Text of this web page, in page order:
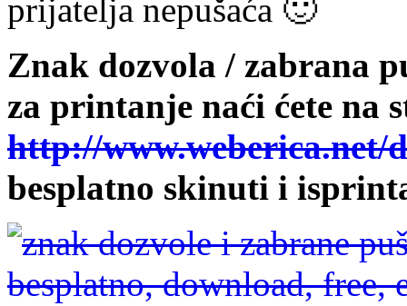
prijatelja nepušaća 🙂
Znak dozvola / zabrana
za printanje naći ćete na
http://www.weberica.net/
besplatno skinuti i